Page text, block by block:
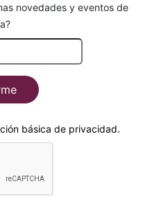
novedades y eventos de
básica de privacidad.